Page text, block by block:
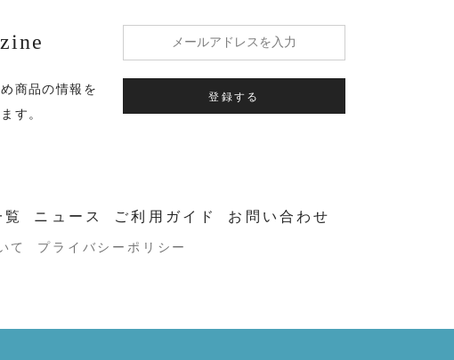
商品の情報を
す。
登録する
覧 ニュース ご利用ガイド お問い合わせ
て プライバシーポリシー